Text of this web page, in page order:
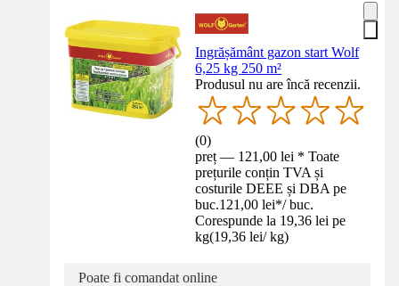
Ingrășământ gazon start Wolf
6,25 kg 250 m²
Produsul nu are încă recenzii.
(0)
preț — 121,00 lei * Toate
prețurile conțin TVA și
costurile DEEE și DBA pe
buc.121,00 lei*/ buc.
Corespunde la 19,36 lei pe
kg(19,36 lei/ kg)
Poate fi comandat online